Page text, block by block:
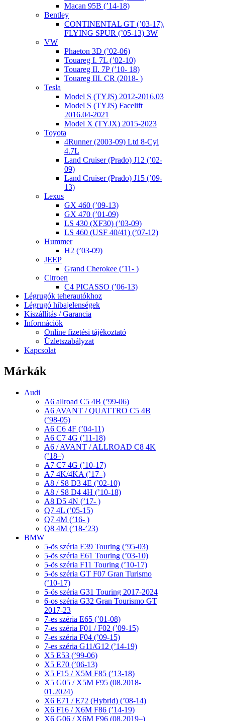
Macan 95B (’14-18)
Bentley
CONTINENTAL GT (’03-17),
FLYING SPUR (’05-13) 3W
VW
Phaeton 3D (’02-06)
Touareg I. 7L (’02-10)
Touareg II. 7P (’10- 18)
Touareg III. CR (2018- )
Tesla
Model S (TYJS) 2012-2016.03
Model S (TYJS) Facelift
2016.04-2021
Model X (TYJX) 2015-2023
Toyota
4Runner (2003-09) Ltd 8-Cyl
4.7L
Land Cruiser (Prado) J12 (’02-
09)
Land Cruiser (Prado) J15 (’09-
13)
Lexus
GX 460 (’09-13)
GX 470 (’01-09)
LS 430 (XF30) (’03-09)
LS 460 (USF 40/41) (’07-12)
Hummer
H2 (’03-09)
JEEP
Grand Cherokee (’11- )
Citroen
C4 PICASSO (’06-13)
Légrugók teherautókhoz
Légrugó hibajelenségek
Kiszállítás / Garancia
Információk
Online fizetési tájékoztató
Üzletszabályzat
Kapcsolat
Márkák
Audi
A6 allroad C5 4B (’99-06)
A6 AVANT / QUATTRO C5 4B
(’98-05)
A6 C6 4F (’04-11)
A6 C7 4G (’11-18)
A6 / AVANT / ALLROAD C8 4K
(’18–)
A7 C7 4G (’10-17)
A7 4K/4KA (’17–)
A8 / S8 D3 4E (’02-10)
A8 / S8 D4 4H (’10-18)
A8 D5 4N (’17- )
Q7 4L (’05-15)
Q7 4M (’16- )
Q8 4M (’18-’23)
BMW
5-ös széria E39 Touring (’95-03)
5-ös széria E61 Touring (’03-10)
5-ös széria F11 Touring (’10-17)
5-ös széria GT F07 Gran Turismo
(’10-17)
5-ös széria G31 Touring 2017-2024
6-os széria G32 Gran Tourismo GT
2017-23
7-es széria E65 (’01-08)
7-es széria F01 / F02 (’09-15)
7-es széria F04 (’09-15)
7-es széria G11/G12 (’14-19)
X5 E53 (’99-06)
X5 E70 (’06-13)
X5 F15 / X5M F85 (’13-18)
X5 G05 / X5M F95 (08.2018-
01.2024)
X6 E71 / E72 (Hybrid) (’08-14)
X6 F16 / X6M F86 (’14-19)
X6 G06 / X6M F96 (08.2019–)